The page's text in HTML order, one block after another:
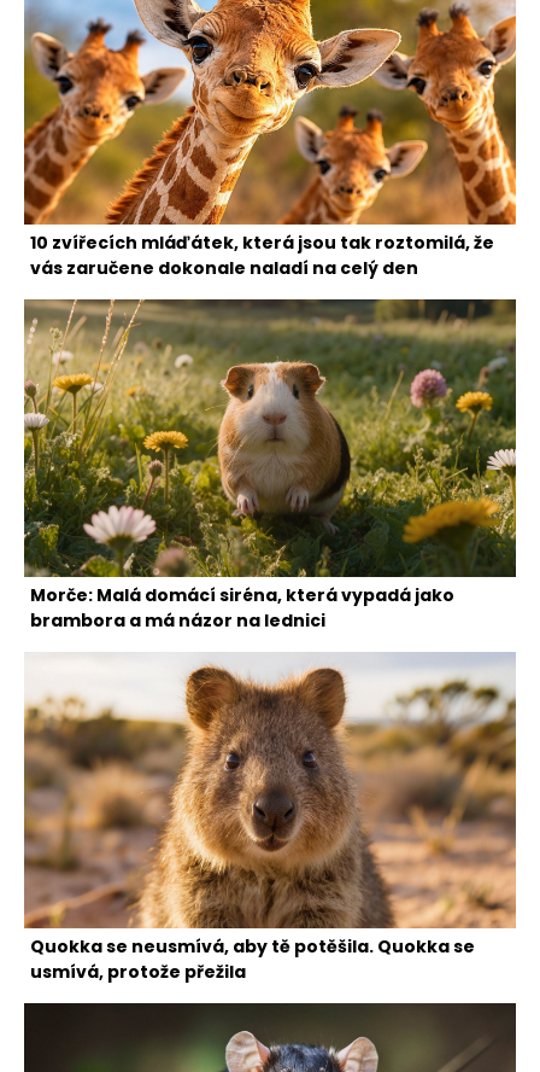
10 zvířecích mláďátek, která jsou tak roztomilá, že
vás zaručene dokonale naladí na celý den
Morče: Malá domácí siréna, která vypadá jako
brambora a má názor na lednici
Quokka se neusmívá, aby tě potěšila. Quokka se
usmívá, protože přežila